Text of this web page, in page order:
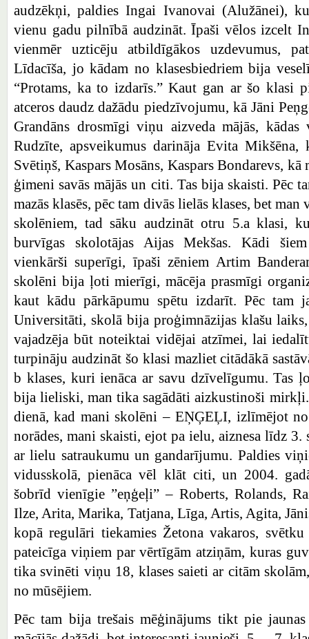
audzēkņi, paldies Ingai Ivanovai (Alužānei),
vienu gadu pilnībā audzināt. Īpaši vēlos izcelt
vienmēr uzticēju atbildīgākos uzdevumus,
Līdacīša, jo kādam no klasesbiedriem bija
“Protams, ka to izdarīs.” Kaut gan ar šo klasi
atceros daudz dažādu piedzīvojumu, kā Jāni
Grandāns drosmīgi viņu aizveda mājās, kādas
Rudzīte, apsveikumus darināja Evita
Svētiņš, Kaspars Mosāns, Kaspars Bondarevs,
ģimeni savās mājās un citi. Tas bija skaisti. Pēc
mazās klasēs, pēc tam divās lielās klases, bet
skolēniem, tad sāku audzināt otru 5.a klasi,
burvīgas skolotājas Aijas Mekšas. Kādi
vienkārši superīgi, īpaši zēniem Artim
skolēni bija ļoti mierīgi, mācēja prasmīgi
kaut kādu pārkāpumu spētu izdarīt. Pēc tam
Universitāti, skolā bija proģimnāzijas klašu
vajadzēja būt noteiktai vidējai atzīmei, lai
turpināju audzināt šo klasi mazliet citādākā
b klases, kuri ienāca ar savu dzīvelīgumu. Tas
bija lieliski, man tika sagādāti aizkustinoši mirkļi.
dienā, kad mani skolēni – EŅĢEĻI, izlīmējot no
norādes, mani skaisti, ejot pa ielu, aiznesa līdz 3.
ar lielu satraukumu un gandarījumu. Paldies
vidusskolā, pienāca vēl klāt citi, un 2004.
šobrīd vienīgie ”eņģeļi” – Roberts, Rolands,
Ilze, Arita, Marika, Tatjana, Līga, Artis, Agita,
kopā regulāri tiekamies Žetona vakaros,
pateicīga viņiem par vērtīgām atziņām, kuras
tika svinēti viņu 18, klases saieti ar citām
no mūsējiem.
Pēc tam bija trešais mēģinājums tikt pie